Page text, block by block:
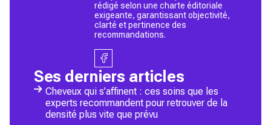
rédigé selon une charte éditoriale
exigeante, garantissant objectivité,
clarté et pertinence des
recommandations.
Ses derniers articles
Cheveux qui s’affinent : ces soins que les
experts recommandent pour retrouver de la
densité plus vite que prévu